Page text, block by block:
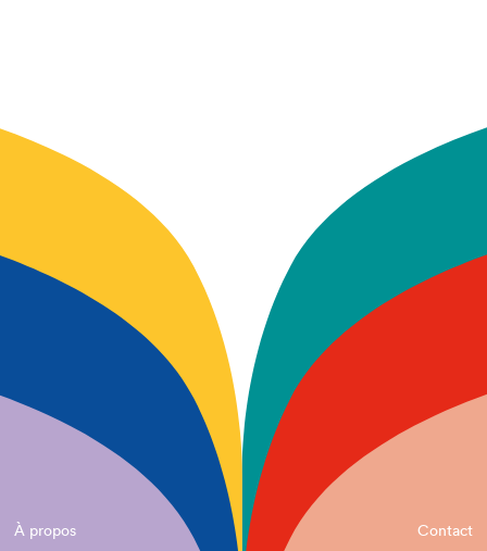
À propos
Contact